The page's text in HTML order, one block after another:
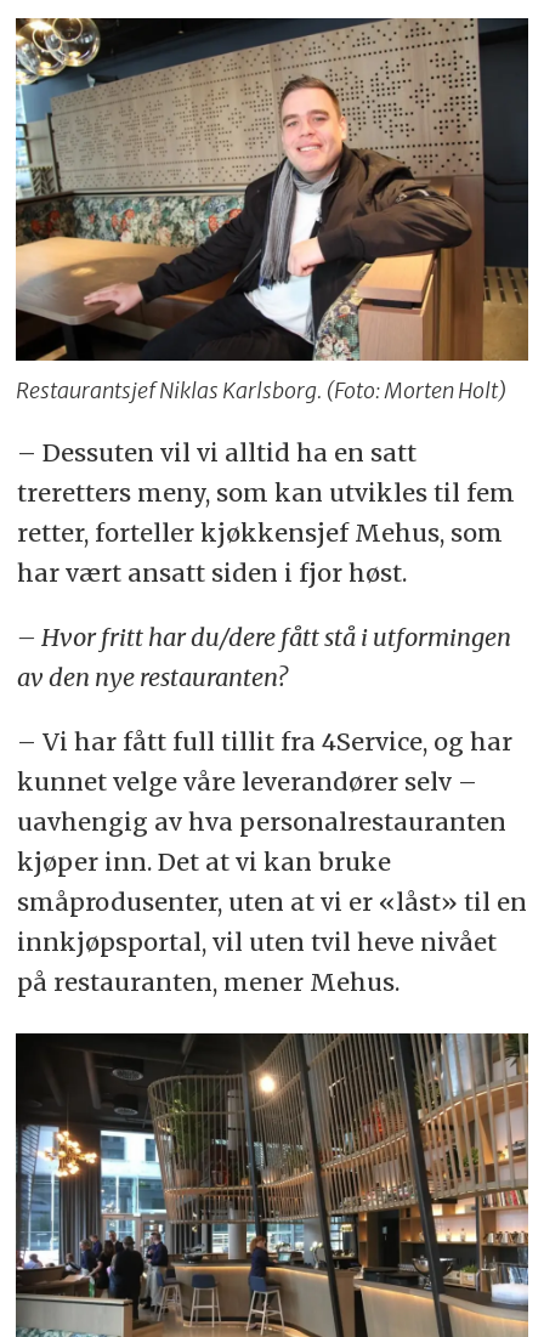
Restaurantsjef Niklas Karlsborg. (Foto: Morten Holt)
– Dessuten vil vi alltid ha en satt
treretters meny, som kan utvikles til fem
retter, forteller kjøkkensjef Mehus, som
har vært ansatt siden i fjor høst.
– Hvor fritt har du/dere fått stå i utformingen
av den nye restauranten?
– Vi har fått full tillit fra 4Service, og har
kunnet velge våre leverandører selv –
uavhengig av hva personalrestauranten
kjøper inn. Det at vi kan bruke
småprodusenter, uten at vi er «låst» til en
innkjøpsportal, vil uten tvil heve nivået
på restauranten, mener Mehus.